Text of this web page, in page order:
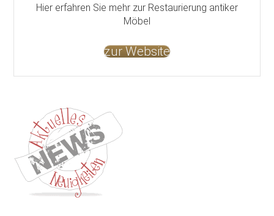
Hier erfahren Sie mehr zur Restaurierung antiker
Möbel
zur Website